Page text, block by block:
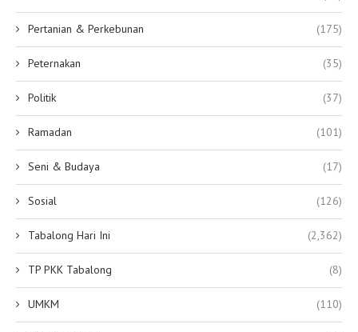
Pertanian & Perkebunan (175)
Peternakan (35)
Politik (37)
Ramadan (101)
Seni & Budaya (17)
Sosial (126)
Tabalong Hari Ini (2,362)
TP PKK Tabalong (8)
UMKM (110)